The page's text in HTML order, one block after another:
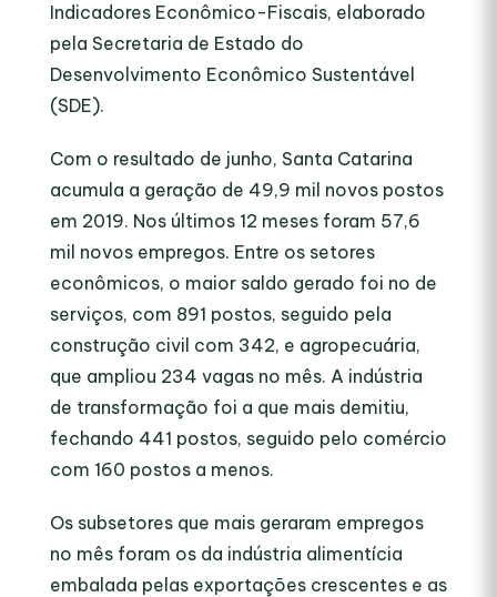
Indicadores Econômico-Fiscais, elaborado
pela Secretaria de Estado do
Desenvolvimento Econômico Sustentável
(SDE).
Com o resultado de junho, Santa Catarina
acumula a geração de 49,9 mil novos postos
em 2019. Nos últimos 12 meses foram 57,6
mil novos empregos. Entre os setores
econômicos, o maior saldo gerado foi no de
serviços, com 891 postos, seguido pela
construção civil com 342, e agropecuária,
que ampliou 234 vagas no mês. A indústria
de transformação foi a que mais demitiu,
fechando 441 postos, seguido pelo comércio
com 160 postos a menos.
Os subsetores que mais geraram empregos
no mês foram os da indústria alimentícia
embalada pelas exportações crescentes e as